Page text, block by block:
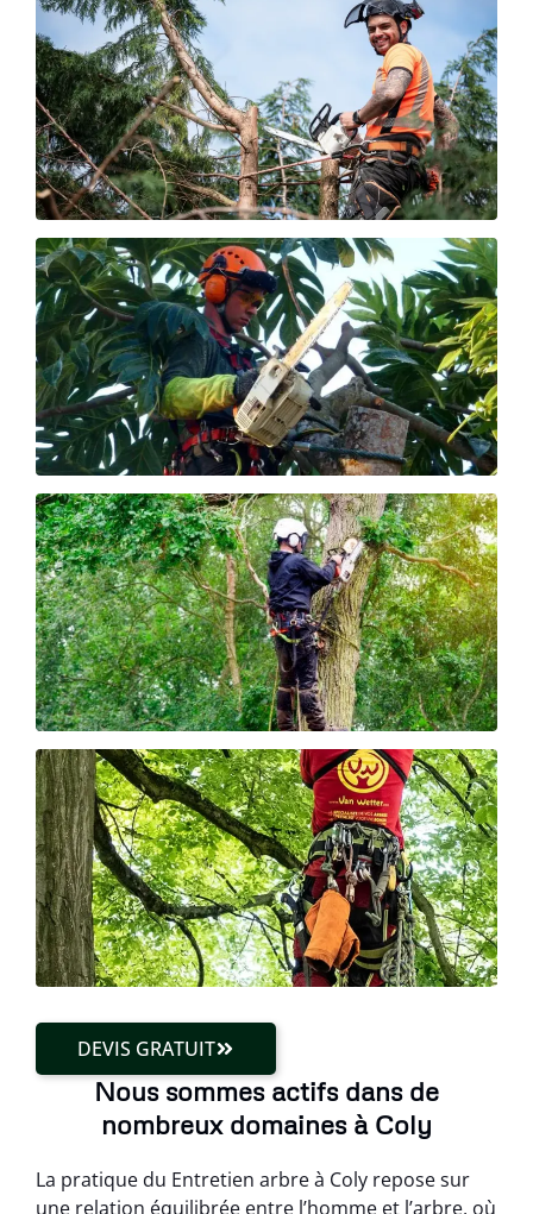
DEVIS GRATUIT
Nous sommes actifs dans de
nombreux domaines à Coly
La pratique du Entretien arbre à Coly repose sur
une relation équilibrée entre l’homme et l’arbre, où